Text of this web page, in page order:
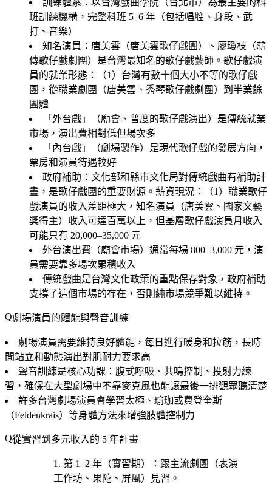
班訓練機構，完整科班 5–6 年（包括唱腔、身段、武
打、音樂）
知名演員 ：唐美雲（唐美雲歌仔戲團）、廖瓊枝（薪
傳歌仔戲劇團）是台灣最知名的歌仔戲藝師。歌仔戲演
員的就業形態：（1）台灣有數十個大小不等的歌仔戲
團，從職業劇團（唐美雲、秀琴歌仔戲劇團）到半業餘
團體
「外台戲」（廟會、普度的歌仔戲演出）是傳統就業
市場，演出費相對低但場次多
「內台戲」（劇場製作）是現代歌仔戲的發展方向，
票房和演員待遇較好
政府補助：文化部和縣市文化局對傳統戲曲有補助計
畫，是歌仔戲團的重要財源。薪資現況：（1）職業歌仔
戲演員的收入差距極大，知名演員（唐美雲、國家文藝
獎得主）收入可達百萬以上，但基層歌仔戲演員月收入
可能只有 20,000–35,000 元
外台演出費（廟會市場）通常每場 800–3,000 元，演
員需要靠多場次累積收入
傳統戲曲是台灣文化政策的重點保存對象，政府補助
支撐了這個市場的存在，否則純市場競爭難以維持。
劇場演員的體能與聲音訓練
劇場演員需要維持良好體能，每日進行暖身和拉筋，長時
間站立和動態演出對肌耐力要求高
聲音訓練是核心功課：腹式呼吸、共鳴控制、投射力練
習，確保在大型劇場中不靠麥克風也能讓最後一排觀眾聽清楚
許多台灣劇場演員會學習太極、瑜珈或費登奎斯
（Feldenkrais）等身體方法來增強肢體控制力
從實習到多元收入的 5 年計畫
第 1–2 年（實習期）
：跟主流劇團（表演
工作坊、果陀、屏風）見習。